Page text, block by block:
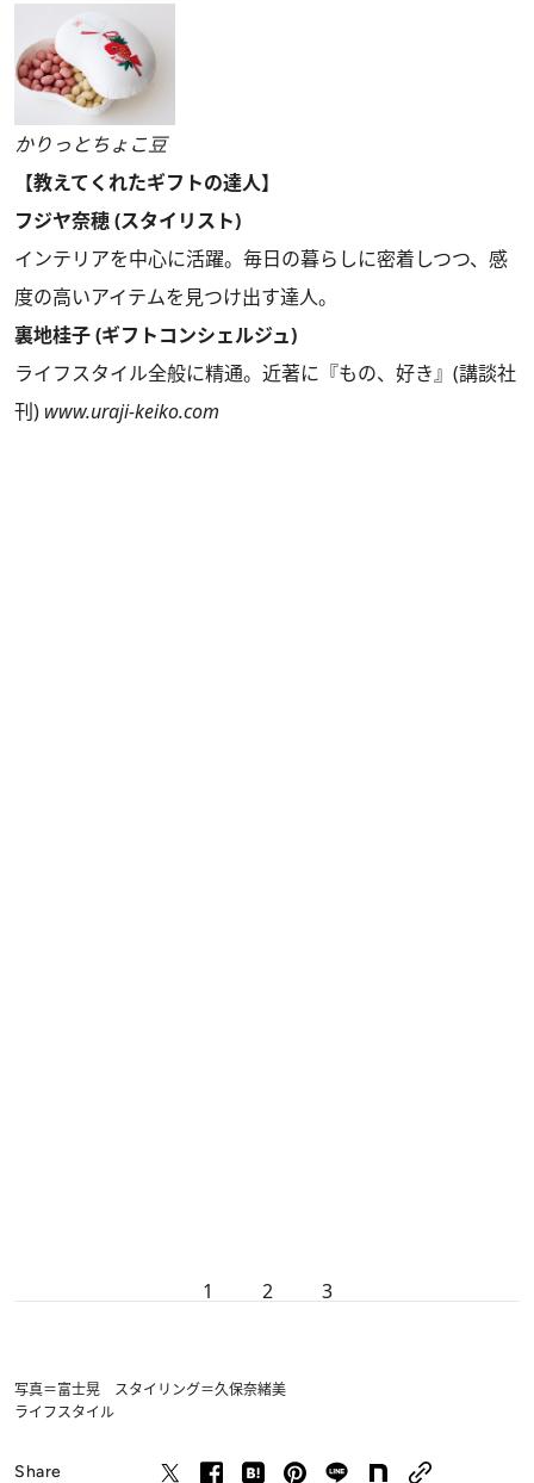
かりっとちょこ豆
【教えてくれたギフトの達人】
フジヤ奈穂 (スタイリスト)
インテリアを中心に活躍。毎日の暮らしに密着しつつ、感
度の高いアイテムを見つけ出す達人。
裏地桂子 (ギフトコンシェルジュ)
ライフスタイル全般に精通。近著に『もの、好き』(講談社
刊) www.uraji-keiko.com
1 2 3
写真＝富士晃 スタイリング＝久保奈緒美
ライフスタイル
Share